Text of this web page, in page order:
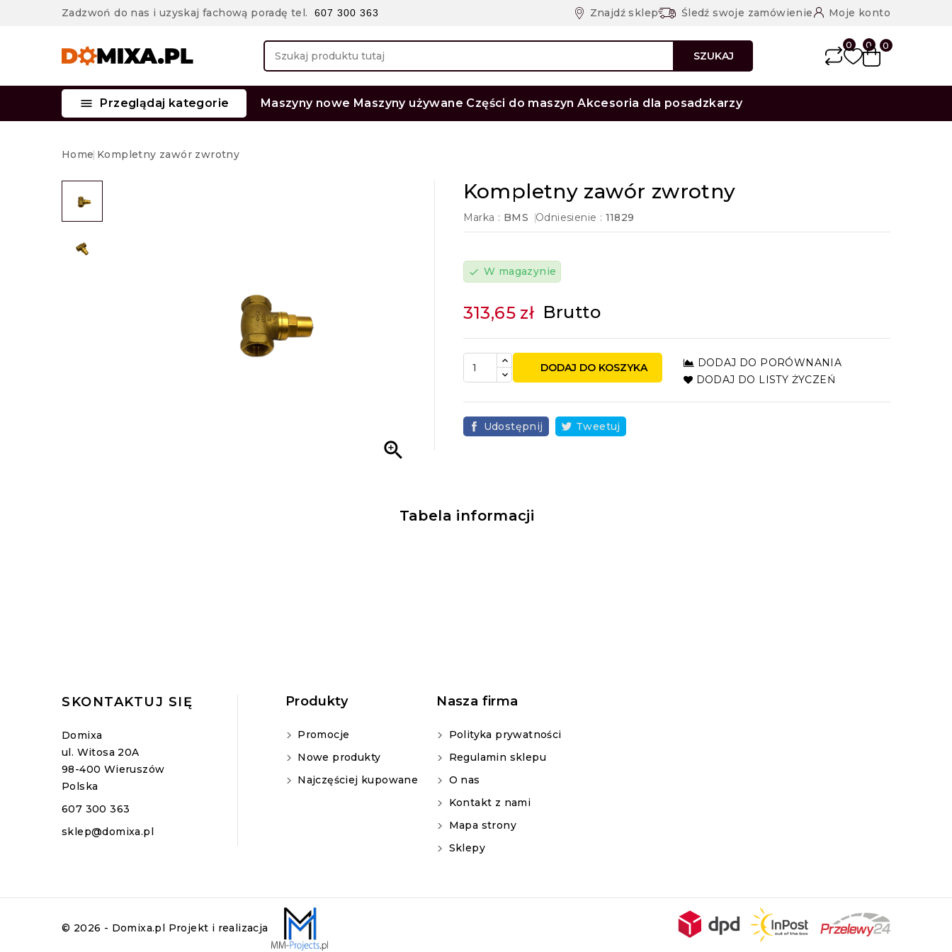
Zadzwoń do nas i uzyskaj fachową poradę tel. 607 300 363 Znajdź sklep Śledź swoje zamówienie Moje konto
SZUKAJ
0 0 0
 Przeglądaj kategorie Maszyny nowe Maszyny używane Części do maszyn Akcesoria dla posadzkarzy
Home Kompletny zawór zwrotny

Kompletny zawór zwrotny
Marka : BMS Odniesienie : 11829
check W magazynie
313,65 zł Brutto
DODAJ DO KOSZYKA
DODAJ DO PORÓWNANIA
DODAJ DO LISTY ŻYCZEŃ
Udostępnij Tweetuj
Tabela informacji
SKONTAKTUJ SIĘ
Domixa
ul. Witosa 20A
98-400 Wieruszów
Polska
607 300 363
sklep@domixa.pl
Produkty
Promocje
Nowe produkty
Najczęściej kupowane
Nasza firma
Polityka prywatności
Regulamin sklepu
O nas
Kontakt z nami
Mapa strony
Sklepy
© 2026 - Domixa.pl Projekt i realizacja